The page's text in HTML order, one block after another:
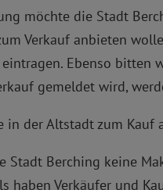
möchte die Stadt
Verkauf anbieten
Ebenso
gemeldet wird,
in der Altstadt zum
Stadt Berching keine
haben Verkäufer und